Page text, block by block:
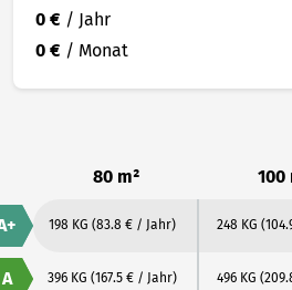
0 € / Jahr
0 € / Monat
80 m² 100
198 KG (83.8 € / Jahr) 248 KG
A 396 KG (167.5 € / Jahr) 496 KG